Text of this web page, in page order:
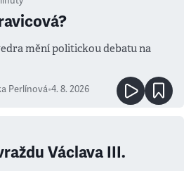
mění politickou debatu na
Perlínová•4. 8. 2026
Václava III.